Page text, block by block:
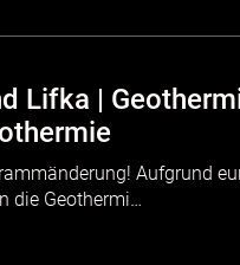
Lifka |
Aufgrund
die Geothermi…